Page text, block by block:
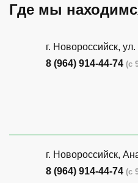
Где мы
г. Новороссийск,
8 (964) 914-44-74 (с
г. Новороссийск,
8 (964) 914-44-74 (с